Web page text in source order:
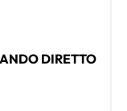
DIRETTO